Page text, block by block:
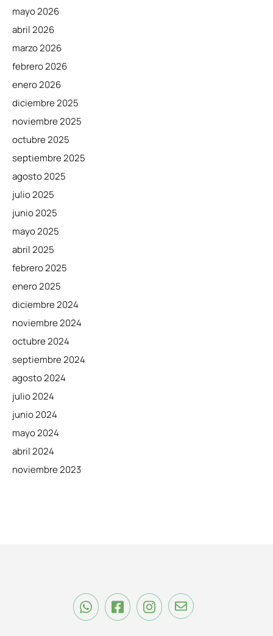
mayo 2026
abril 2026
marzo 2026
febrero 2026
enero 2026
diciembre 2025
noviembre 2025
octubre 2025
septiembre 2025
agosto 2025
julio 2025
junio 2025
mayo 2025
abril 2025
febrero 2025
enero 2025
diciembre 2024
noviembre 2024
octubre 2024
septiembre 2024
agosto 2024
julio 2024
junio 2024
mayo 2024
abril 2024
noviembre 2023